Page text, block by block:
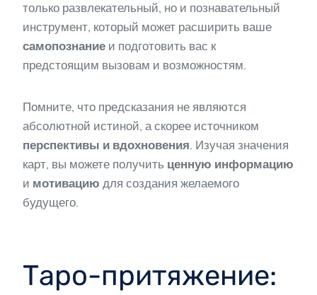
только развлекательный, но и познавательный
инструмент, который может расширить ваше
самопознание и подготовить вас к
предстоящим вызовам и возможностям.
Помните, что предсказания не являются
абсолютной истиной, а скорее источником
перспективы и вдохновения. Изучая значения
карт, вы можете получить ценную информацию
и мотивацию для создания желаемого
будущего.
Таро-притяжение: